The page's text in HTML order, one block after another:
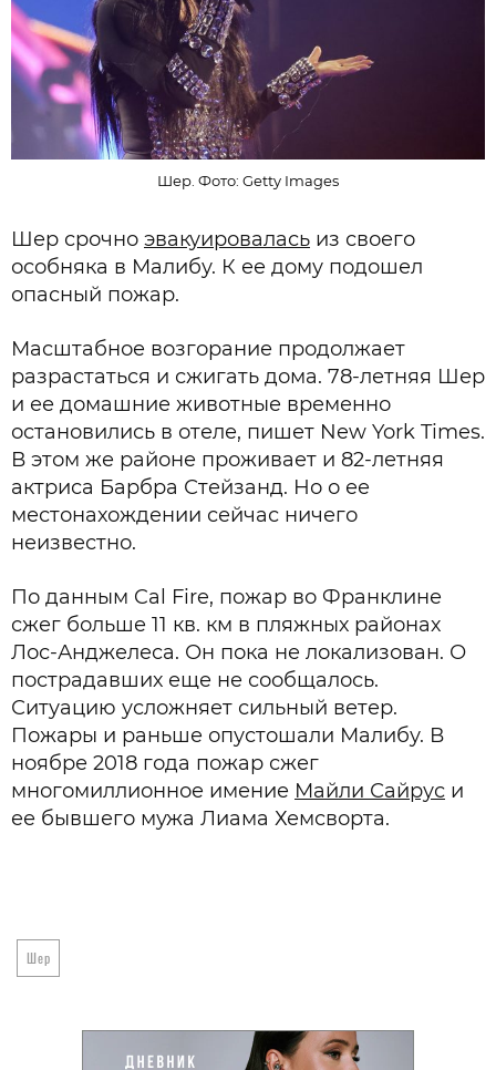
Шер. Фото: Getty Images
Шер срочно эвакуировалась из своего
особняка в Малибу. К ее дому подошел
опасный пожар.
Масштабное возгорание продолжает
разрастаться и сжигать дома. 78-летняя Шер
и ее домашние животные временно
остановились в отеле, пишет New York Times.
В этом же районе проживает и 82-летняя
актриса Барбра Стейзанд. Но о ее
местонахождении сейчас ничего
неизвестно.
По данным Cal Fire, пожар во Франклине
сжег больше 11 кв. км в пляжных районах
Лос-Анджелеса. Он пока не локализован. О
пострадавших еще не сообщалось.
Ситуацию усложняет сильный ветер.
Пожары и раньше опустошали Малибу. В
ноябре 2018 года пожар сжег
многомиллионное имение Майли Сайрус и
ее бывшего мужа Лиама Хемсворта.
Шер